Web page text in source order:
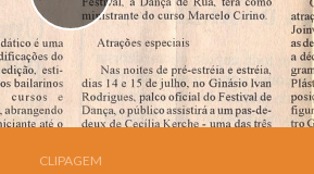
CLIPAGEM